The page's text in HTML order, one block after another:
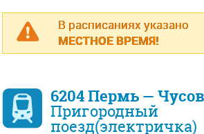
В расписаниях указано
МЕСТНОЕ ВРЕМЯ!
6204 Пермь —
Пригородный
поезд(электричка)